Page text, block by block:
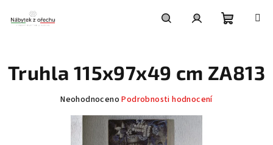
obsah
košík
Truhla 115x97x49 cm ZA813
Průměrné
produktu
Neohodnoceno Podrobnosti hodnocení